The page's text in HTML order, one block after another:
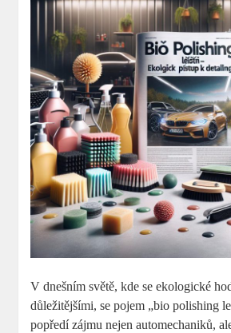
V dnešním světě, kde se ekologické
důležitějšími, se pojem „bio polishing
popředí zájmu nejen automechaniků,